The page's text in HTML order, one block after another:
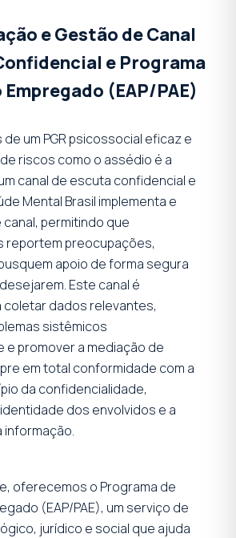
e Gestão de Canal
e Programa
(EAP/PAE)
de um PGR psicossocial eficaz e
riscos como o assédio é a
canal de escuta confidencial e
Mental Brasil implementa e
permitindo que
reportem preocupações,
apoio de forma segura
Este canal é
coletar dados relevantes,
sistêmicos
promover a mediação de
em total conformidade com a
da confidencialidade,
dos envolvidos e a
oferecemos o Programa de
(EAP/PAE), um serviço de
jurídico e social que ajuda